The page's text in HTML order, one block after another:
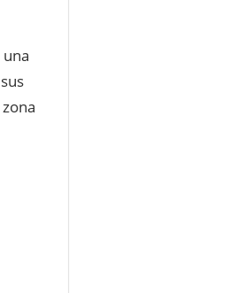
una
sus
zona